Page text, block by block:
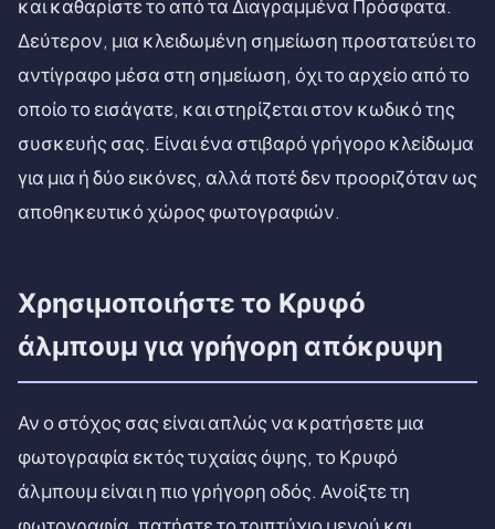
και καθαρίστε το από τα Διαγραμμένα Πρόσφατα.
Δεύτερον, μια κλειδωμένη σημείωση προστατεύει το
αντίγραφο μέσα στη σημείωση, όχι το αρχείο από το
οποίο το εισάγατε, και στηρίζεται στον κωδικό της
συσκευής σας. Είναι ένα στιβαρό γρήγορο κλείδωμα
για μια ή δύο εικόνες, αλλά ποτέ δεν προοριζόταν ως
αποθηκευτικό χώρος φωτογραφιών.
Χρησιμοποιήστε το Κρυφό
άλμπουμ για γρήγορη απόκρυψη
Αν ο στόχος σας είναι απλώς να κρατήσετε μια
φωτογραφία εκτός τυχαίας όψης, το Κρυφό
άλμπουμ είναι η πιο γρήγορη οδός. Ανοίξτε τη